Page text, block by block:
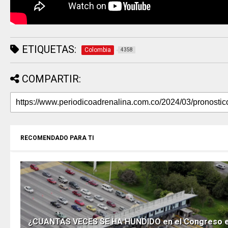
ETIQUETAS: Colombia 4358
COMPARTIR:
RECOMENDADO PARA TI
¿CUANTAS VECES SE HA HUNDIDO en el Congreso